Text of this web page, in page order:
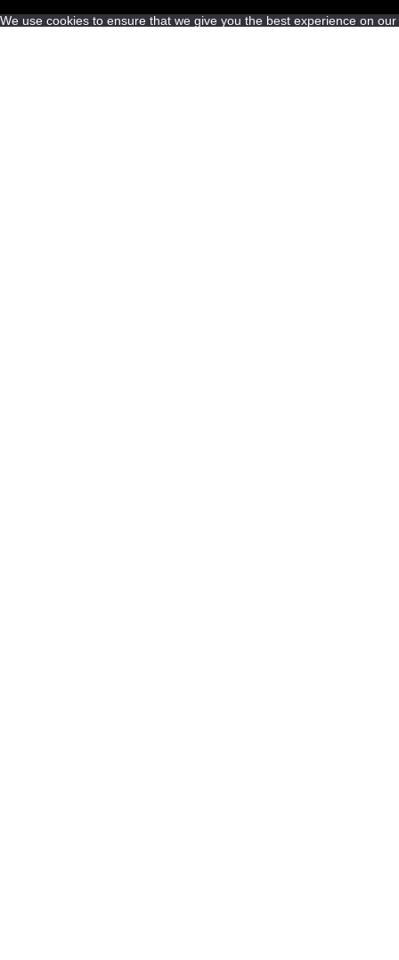
We use cookies to ensure that we give you the best experience on